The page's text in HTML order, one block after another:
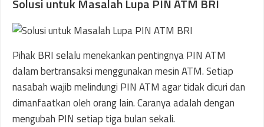
Pihak BRI selalu menekankan pentingnya PIN ATM
dalam bertransaksi menggunakan mesin ATM. Setiap
nasabah wajib melindungi PIN ATM agar tidak dicuri dan
dimanfaatkan oleh orang lain. Caranya adalah dengan
mengubah PIN setiap tiga bulan sekali.